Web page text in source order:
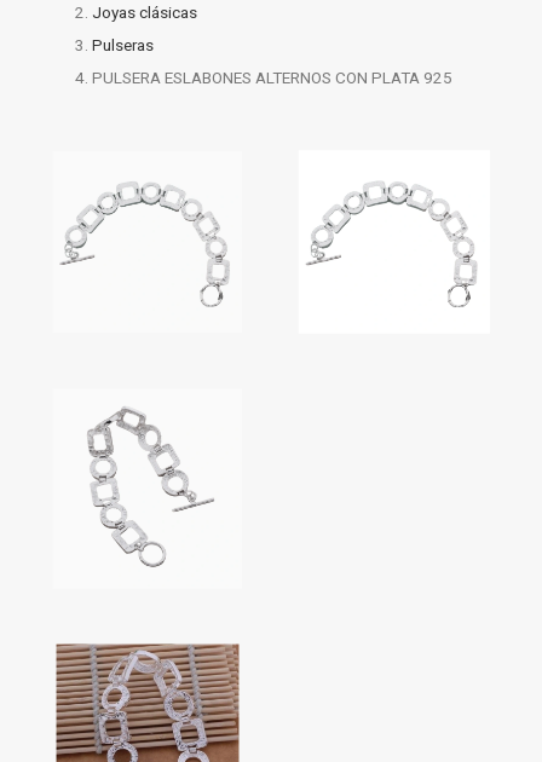
Joyas clásicas
Pulseras
PULSERA ESLABONES ALTERNOS CON PLATA 925